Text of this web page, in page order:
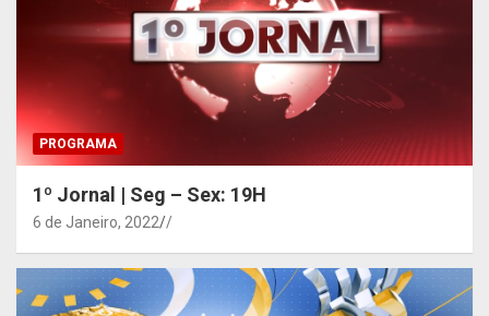
PROGRAMA
1º Jornal | Seg – Sex: 19H
6 de Janeiro, 2022 /